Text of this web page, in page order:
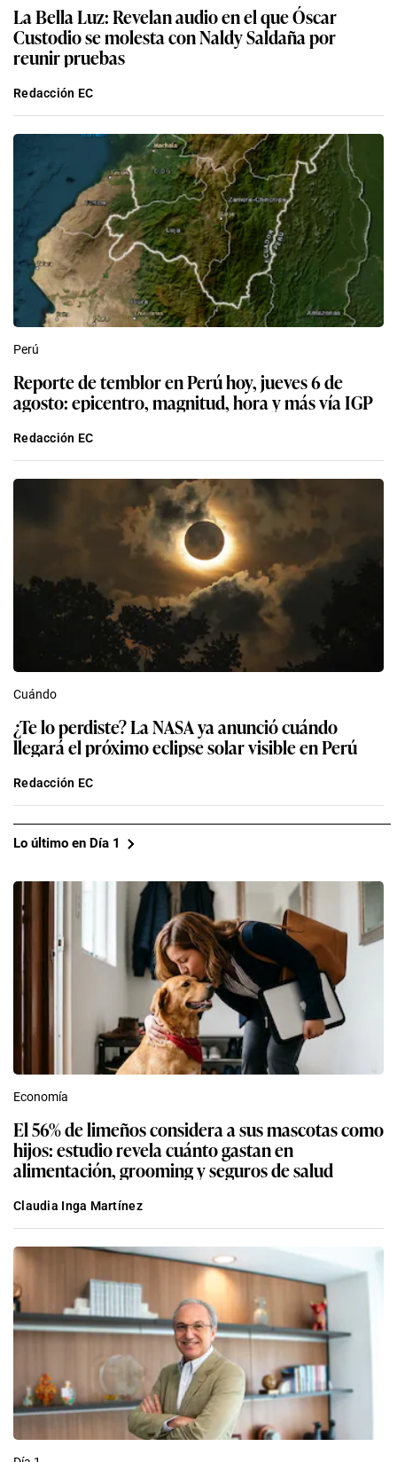
La Bella Luz: Revelan audio en el que Óscar
Custodio se molesta con Naldy Saldaña por
reunir pruebas
Redacción EC
Perú
Reporte de temblor en Perú hoy, jueves 6 de
agosto: epicentro, magnitud, hora y más vía IGP
Redacción EC
Cuándo
¿Te lo perdiste? La NASA ya anunció cuándo
llegará el próximo eclipse solar visible en Perú
Redacción EC
Lo último en Día 1
Economía
El 56% de limeños considera a sus mascotas como
hijos: estudio revela cuánto gastan en
alimentación, grooming y seguros de salud
Claudia Inga Martínez